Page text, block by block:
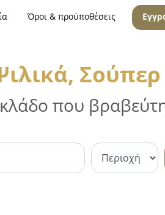
Όροι & προϋποθέσεις
που